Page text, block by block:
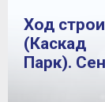
Ход
(Каскад
Парк).